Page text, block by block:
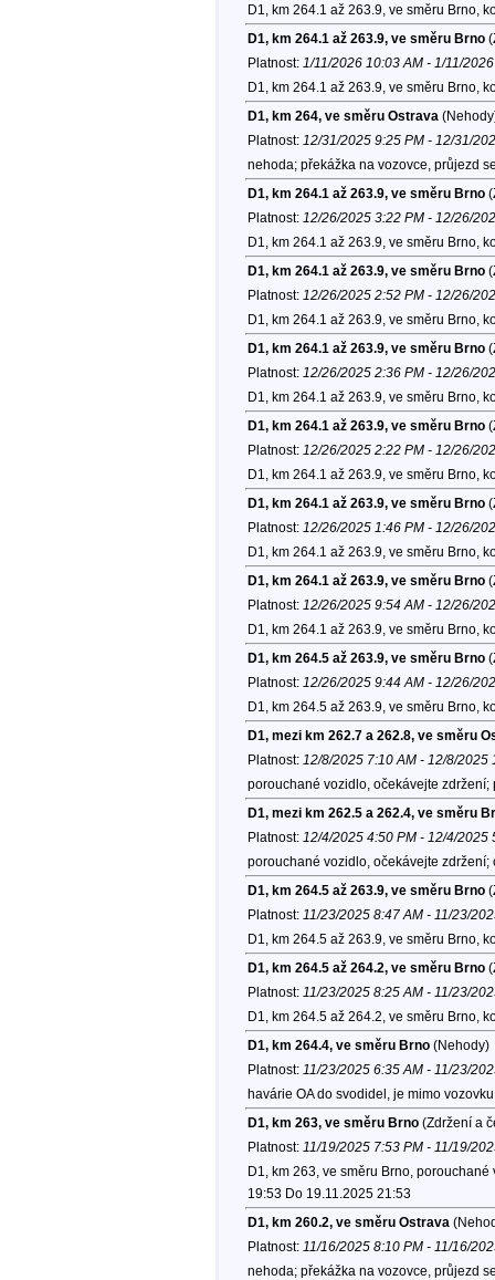
D1, km 264.1 až 263.9, ve směru Brno,
D1, km 264.1 až 263.9, ve směru Brno
Platnost: 1/11/2026 10:03 AM - 1/11/
D1, km 264.1 až 263.9, ve směru Brno,
D1, km 264, ve směru Ostrava
Platnost: 12/31/2025 9:25 PM - 12/31/
nehoda; překážka na vozovce, průjezd
D1, km 264.1 až 263.9, ve směru Brno
Platnost: 12/26/2025 3:22 PM - 12/26/
D1, km 264.1 až 263.9, ve směru Brno,
D1, km 264.1 až 263.9, ve směru Brno
Platnost: 12/26/2025 2:52 PM - 12/26/
D1, km 264.1 až 263.9, ve směru Brno,
D1, km 264.1 až 263.9, ve směru Brno
Platnost: 12/26/2025 2:36 PM - 12/26/
D1, km 264.1 až 263.9, ve směru Brno,
D1, km 264.1 až 263.9, ve směru Brno
Platnost: 12/26/2025 2:22 PM - 12/26/
D1, km 264.1 až 263.9, ve směru Brno,
D1, km 264.1 až 263.9, ve směru Brno
Platnost: 12/26/2025 1:46 PM - 12/26/
D1, km 264.1 až 263.9, ve směru Brno,
D1, km 264.1 až 263.9, ve směru Brno
Platnost: 12/26/2025 9:54 AM - 12/26/
D1, km 264.1 až 263.9, ve směru Brno,
D1, km 264.5 až 263.9, ve směru Brno
Platnost: 12/26/2025 9:44 AM - 12/26/
D1, km 264.5 až 263.9, ve směru Brno,
D1, mezi km 262.7 a 262.8, ve směru
Platnost: 12/8/2025 7:10 AM - 12/8/2025
porouchané vozidlo, očekávejte
D1, mezi km 262.5 a 262.4, ve směru
Platnost: 12/4/2025 4:50 PM - 12/4/2025
porouchané vozidlo, očekávejte zdržení;
D1, km 264.5 až 263.9, ve směru Brno
Platnost: 11/23/2025 8:47 AM - 11/23/
D1, km 264.5 až 263.9, ve směru Brno,
D1, km 264.5 až 264.2, ve směru Brno
Platnost: 11/23/2025 8:25 AM - 11/23/
D1, km 264.5 až 264.2, ve směru Brno,
D1, km 264.4, ve směru Brno(Nehody)
Platnost: 11/23/2025 6:35 AM - 11/23/
havárie OA do svodidel, je mimo vozovku
D1, km 263, ve směru Brno(Zdržení a
Platnost: 11/19/2025 7:53 PM - 11/19/
D1, km 263, ve směru Brno,
19:53 Do 19.11.2025 21:53
D1, km 260.2, ve směru Ostrava
Platnost: 11/16/2025 8:10 PM - 11/16/
nehoda; překážka na vozovce, průjezd